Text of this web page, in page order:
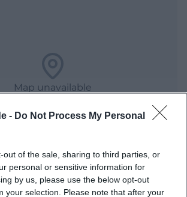
- Do Not Process My Personal
out of the sale, sharing to third parties, or
personal or sensitive information for
by us, please use the below opt-out
your selection. Please note that after your
Map unavailable